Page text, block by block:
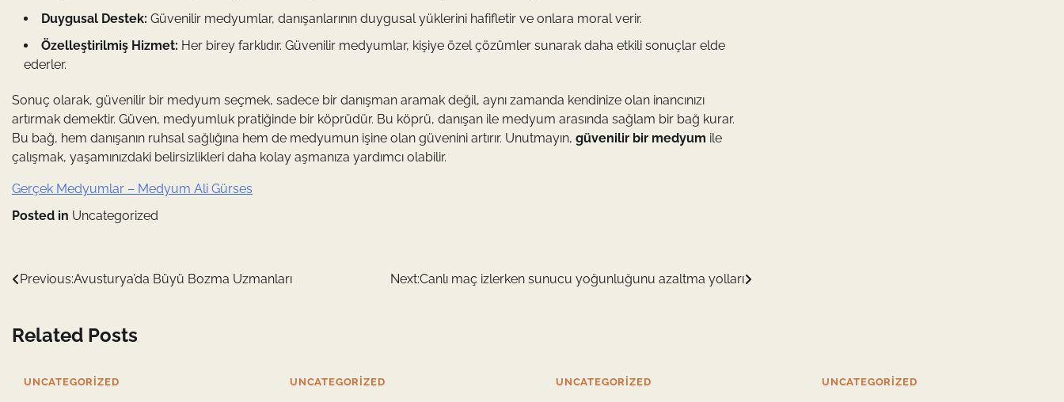
Duygusal Destek: Güvenilir medyumlar, danışanlarının duygusal yüklerini hafifletir ve onlara moral verir.
Özelleştirilmiş Hizmet: Her birey farklıdır. Güvenilir medyumlar, kişiye özel çözümler sunarak daha etkili sonuçlar elde
ederler.
Sonuç olarak, güvenilir bir medyum seçmek, sadece bir danışman aramak değil, aynı zamanda kendinize olan inancınızı
artırmak demektir. Güven, medyumluk pratiğinde bir köprüdür. Bu köprü, danışan ile medyum arasında sağlam bir bağ kurar.
Bu bağ, hem danışanın ruhsal sağlığına hem de medyumun işine olan güvenini artırır. Unutmayın, güvenilir bir medyum ile
çalışmak, yaşamınızdaki belirsizlikleri daha kolay aşmanıza yardımcı olabilir.
Gerçek Medyumlar – Medyum Ali Gürses
Posted in Uncategorized
Yazı
Previous:Avusturya’da Büyü Bozma Uzmanları Next:Canlı maç izlerken sunucu yoğunluğunu azaltma yolları
Related Posts
UNCATEGORIZED UNCATEGORIZED UNCATEGORIZED UNCATEGORIZED